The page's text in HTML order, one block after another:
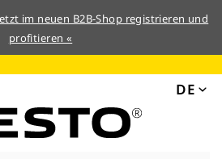
im neuen B2B-Shop registrieren und
profitieren «
DE